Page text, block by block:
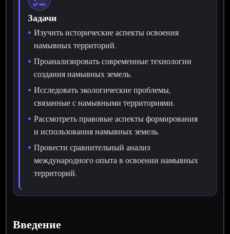
Задачи
Изучить исторические аспекты освоения
намывных территорий.
Проанализировать современные технологии
создания намывных земель.
Исследовать экологические проблемы,
связанные с намывными территориями.
Рассмотреть правовые аспекты формирования
и использования намывных земель.
Провести сравнительный анализ
международного опыта в освоении намывных
территорий.
Введение